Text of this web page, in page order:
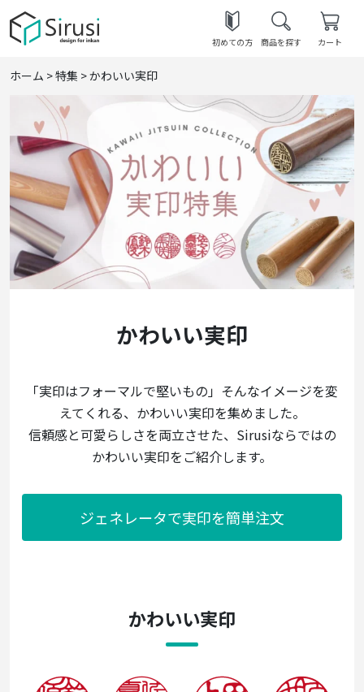
初めての方 商品を探す カート
ホーム >特集 >かわいい実印
かわいい実印
「実印はフォーマルで堅いもの」そんなイメージを変
えてくれる、かわいい実印を集めました。
信頼感と可愛らしさを両立させた、Sirusiならではの
かわいい実印をご紹介します。
ジェネレータで実印を簡単注文
かわいい実印